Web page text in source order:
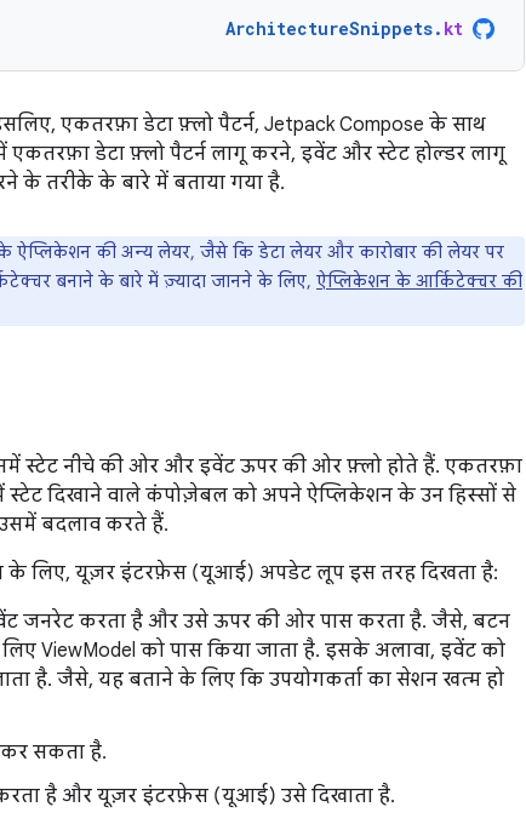
ArchitectureSnippets. kt
एकतरफ़ा डेटा फ़्लो पैटर्न, Jetpack Compose के साथ
डेटा फ़्लो पैटर्न लागू करने, इवेंट और स्टेट होल्डर लागू
के तरीके के बारे में बताया गया है.
की अन्य लेयर, जैसे कि डेटा लेयर और कारोबार की लेयर पर
बनाने के बारे में ज़्यादा जानने के लिए, ऐप्लिकेशन के आर्किटेक्चर की
स्टेट नीचे की ओर और इवेंट ऊपर की ओर फ़्लो होते हैं. एकतरफ़ा
दिखाने वाले कंपोज़ेबल को अपने ऐप्लिकेशन के उन हिस्सों से
बदलाव करते हैं.
के लिए, यूज़र इंटरफ़ेस (यूआई) अपडेट लूप इस तरह दिखता है:
जनरेट करता है और उसे ऊपर की ओर पास करता है. जैसे, बटन
ViewModel को पास किया जाता है. इसके अलावा, इवेंट को
है. जैसे, यह बताने के लिए कि उपयोगकर्ता का सेशन खत्म हो
सकता है.
करता है और यूज़र इंटरफ़ेस (यूआई) उसे दिखाता है.